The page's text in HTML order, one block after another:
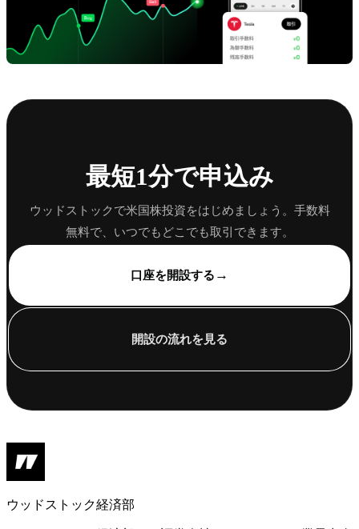
最短1分で申込み
ウッドストックで米国株投資をはじめましょう。手数料
無料で、いつでもどこでも取引できます。
口座を開設する →
開設の流れを見る
ウッドストック経済部